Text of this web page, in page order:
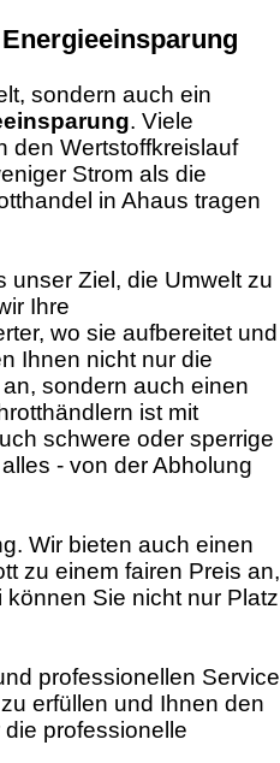
sondern auch ein
. Viele
den Wertstoffkreislauf
Strom als die
in Ahaus tragen
unser Ziel, die Umwelt zu
Ihre
wo sie aufbereitet und
Ihnen nicht nur die
sondern auch einen
ist mit
schwere oder sperrige
- von der Abholung
Wir bieten auch einen
zu einem fairen Preis an,
Sie nicht nur Platz
professionellen Service
erfüllen und Ihnen den
professionelle